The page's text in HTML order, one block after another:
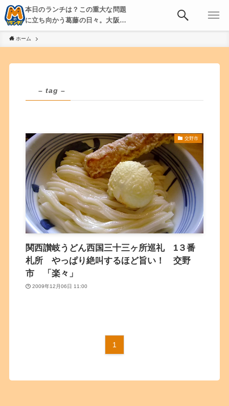
本日のランチは？この重大な問題
に立ち向かう葛藤の日々。大阪・
京都・神戸を中心とした食べ歩
き、飲み歩きを綴る。
ホーム
– tag –
交野市
関西讃岐うどん西国三十三ヶ所巡礼 1３番
札所 やっぱり絶叫するほど旨い！ 交野
市 「楽々」
2009年12月06日 11:00
1